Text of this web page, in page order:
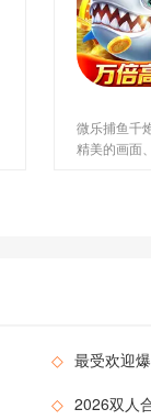
微乐捕鱼千
精美的画面
◇ 最受欢迎
◇ 2026双人